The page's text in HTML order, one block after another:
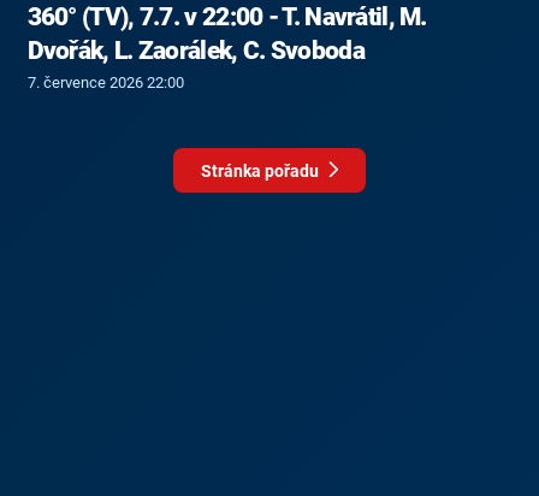
360° (TV), 7.7. v 22:00 - T. Navrátil, M.
Dvořák, L. Zaorálek, C. Svoboda
7. července 2026 22:00
Stránka pořadu